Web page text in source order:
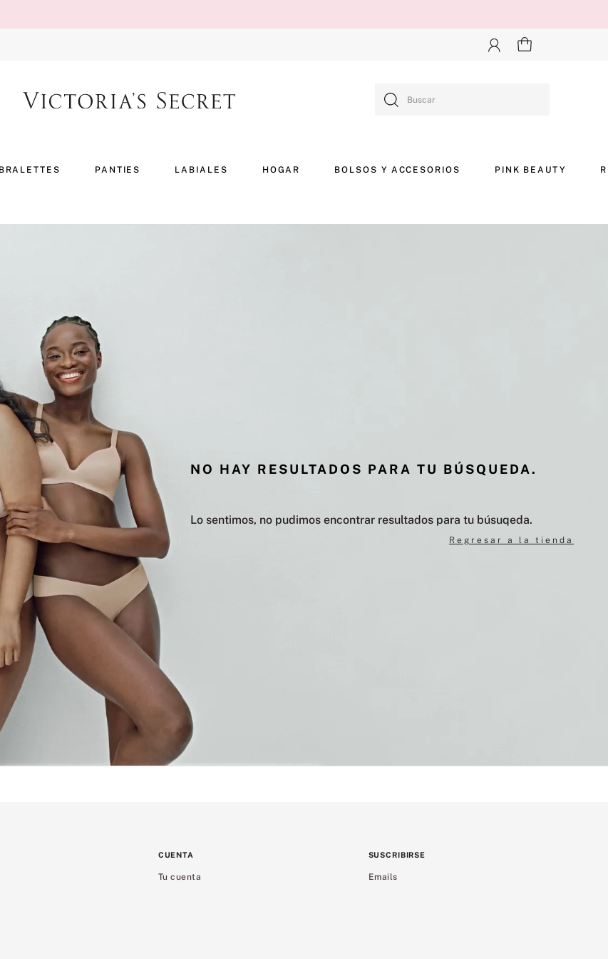
BRALETTES PANTIES LABIALES HOGAR BOLSOS Y ACCESORIOS PINK BEAUTY
NO HAY RESULTADOS PARA TU BÚSQUEDA.
Lo sentimos, no pudimos encontrar resultados para tu búsuqeda.
Regresar a la tienda
CUENTA
Tu cuenta
SUSCRIBIRSE
Emails